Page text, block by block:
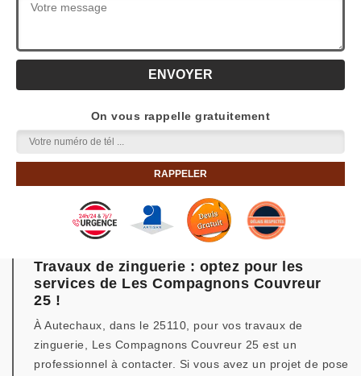
On vous rappelle gratuitement
Travaux de zinguerie : optez pour les
services de Les Compagnons Couvreur
25 !
À Autechaux, dans le 25110, pour vos travaux de
zinguerie, Les Compagnons Couvreur 25 est un
professionnel à contacter. Si vous avez un projet de pose